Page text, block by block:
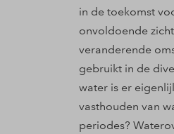
in de toekomst
onvoldoende
veranderende
gebruikt in de
water is er
vasthouden van
periodes?